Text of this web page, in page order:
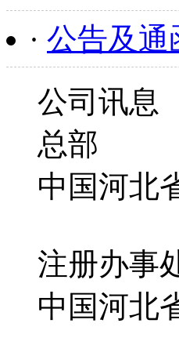
· 公告及通
公司讯息
总部
中国河北
注册办事
中国河北